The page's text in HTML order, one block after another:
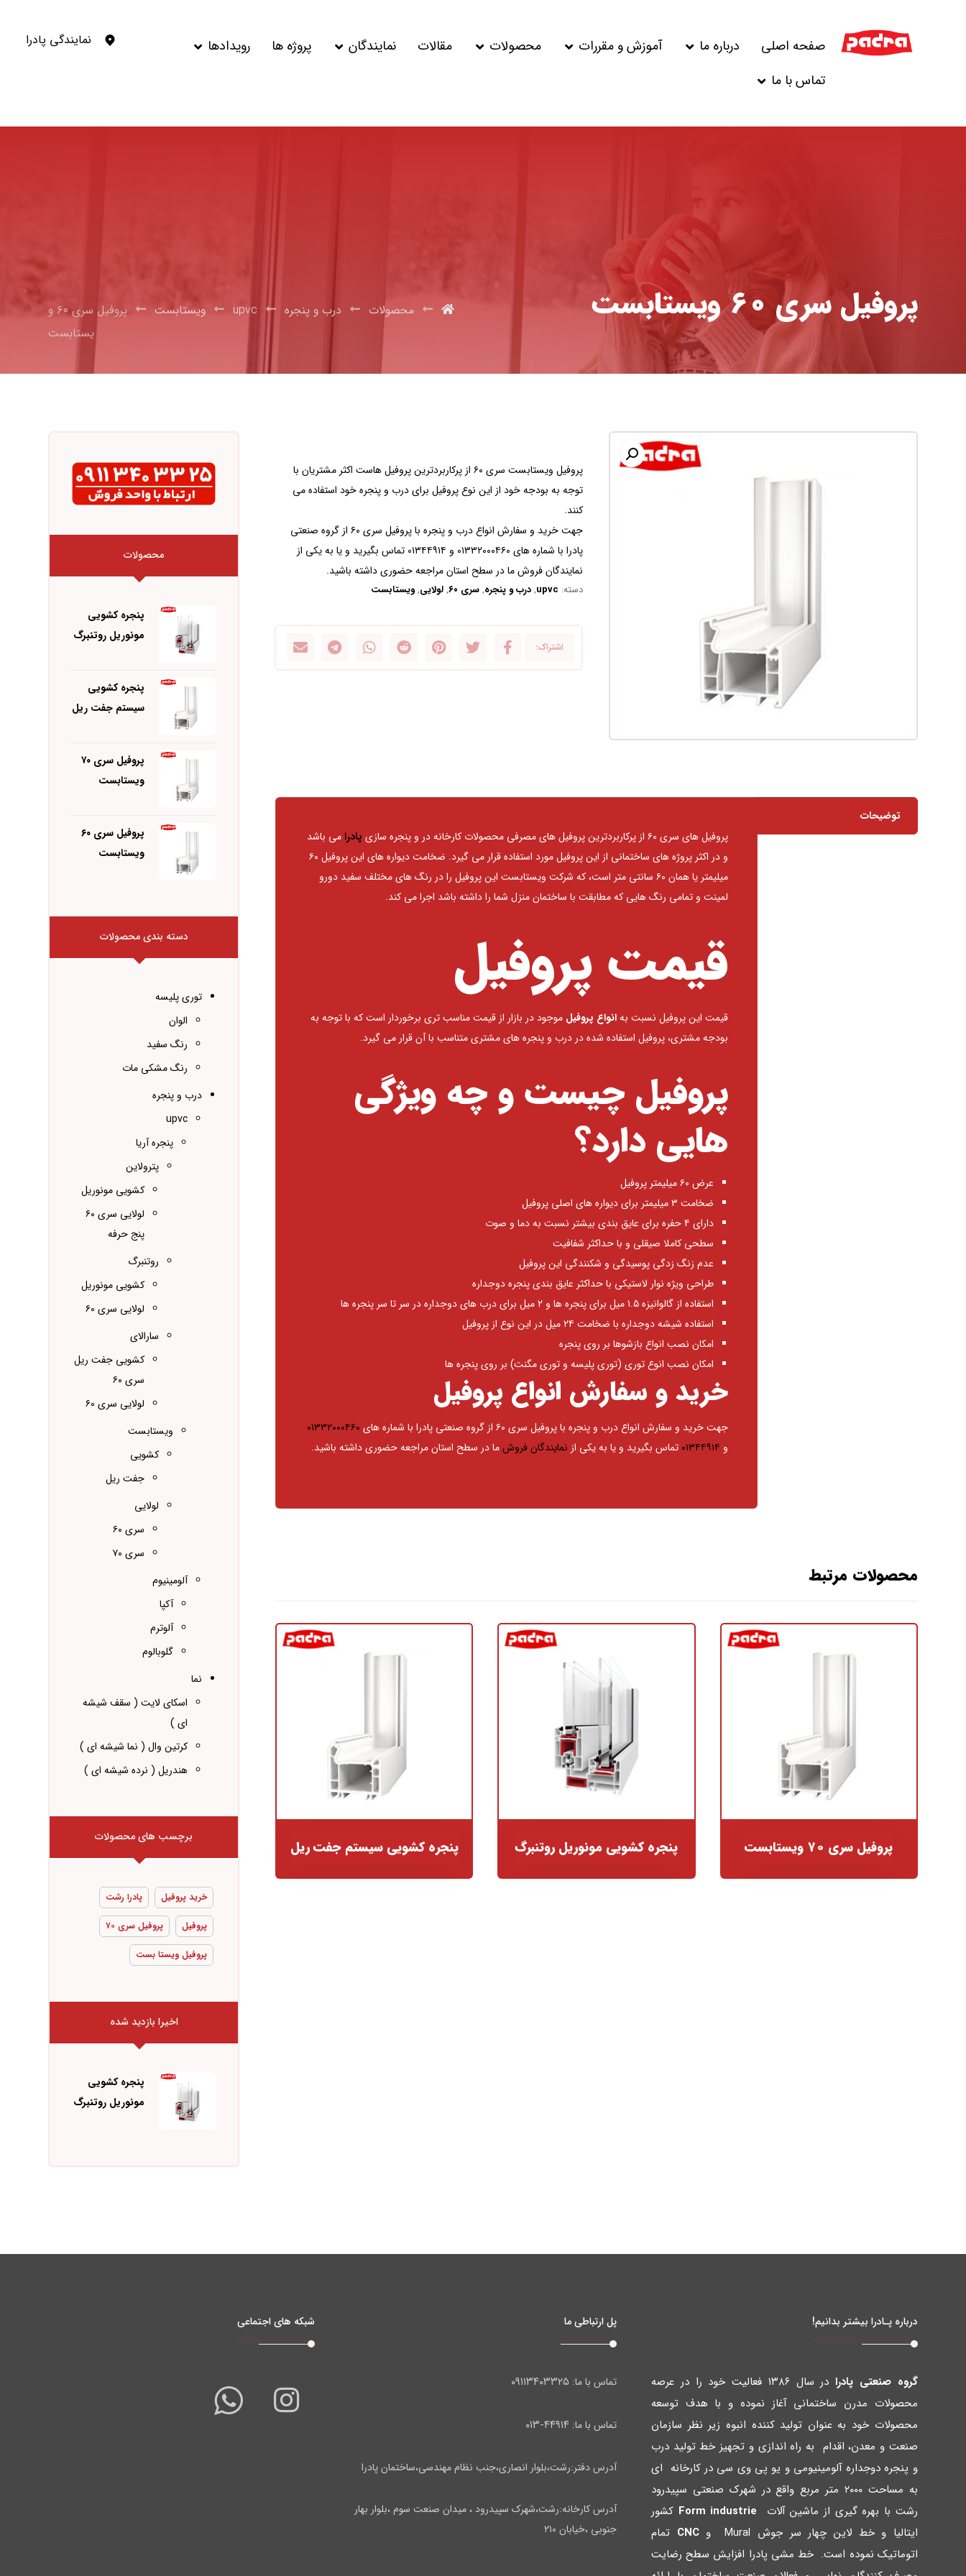
صفحه اصلی درباره ما آموزش و مقررات محصولات مقالات نمایندگان پروژه ها
رویدادها
تماس با ما
نمایندگی پادرا
پروفیل سری ۶۰ ویستابست محصولات درب و پنجره upvc ویستابست
پروفیل سری ۶۰ و
یستابست
پروفیل ویستابست سری ۶۰ از پرکاربردترین پروفیل هاست اکثر مشتریان با
توجه به بودجه خود از این نوع پروفیل برای درب و پنجره خود استفاده می
کنند.
جهت خرید و سفارش انواع درب و پنجره با پروفیل سری ۶۰ از گروه صنعتی
پادرا با شماره های ۰۱۳۳۲۰۰۰۴۶۰ و ۰۱۳۴۴۹۱۴ تماس بگیرید و یا به یکی از
نمایندگان فروشما در سطح استان مراجعه حضوری داشته باشید.
دسته: upvc
,درب و پنجره,سری ۶۰ ,لولایی,ویستابست
توضیحات
پروفیل های سری ۶۰ از پرکاربردترین پروفیل های مصرفی محصولات کارخانه در و پنجره سازی
پادرامی باشد
و در اکثر پروژه های ساختمانی از این پروفیل مورد استفاده قرار می گیرد. ضخامت دیواره های این پروفیل ۶۰
میلیمتر یا همان ۶۰ سانتی متر است، که شرکت ویستابست این پروفیل را در رنگ های مختلف سفید دورو
لمینت و تمامی رنگ هایی که مطابقت با ساختمان منزل شما را داشته باشد اجرا می کند.
قیمت پروفیل
قیمت این پروفیل نسبت بهانواع پروفیل موجود در بازار از قیمت مناسب تری برخوردار است که با توجه به
بودجه مشتری، پروفیل استفاده شده در درب و پنجره های مشتری متناسب با آن قرار می گیرد.
پروفیل چیست و چه ویژگی
هایی دارد؟
عرض ۶۰ میلیمتر پروفیل
ضخامت ۳ میلیمتر برای دیواره های اصلی پروفیل
دارای ۴ حفره برای عایق بندی بیشتر نسبت به دما و صوت
سطحی کاملا صیقلی و با حداکثر شفافیت
عدم زنگ زدگی پوسیدگی و شکنندگی این پروفیل
طراحی ویژه نوار لاستیکی با حداکثر عایق بندی پنجره دوجداره
استفاده از گالوانیزه ۱.۵ میل برای پنجره ها و ۲ میل برای درب های دوجداره در سر تا سر پنجره ها
استفاده شیشه دوجداره با ضخامت ۲۴ میل در این نوع از پروفیل
امکان نصب انواع بازشوها بر روی پنجره
امکان نصب انوع توری (توری پلیسه و توری مگنت) بر روی پنجره ها
خرید و سفارش انواع پروفیل
جهت خرید و سفارش انواع درب و پنجره با پروفیل سری ۶۰ از گروه صنعتی پادرا با شماره های
۰۱۳۳۲۰۰۰۴۶۰
و ۰۱۳۴۴۹۱۴ تماس بگیرید و یا به یکی از نمایندگان فروشما در سطح استان مراجعه حضوری داشته باشید.
محصولات مرتبط
پروفیل سری ۷۰ ویستابست پنجره کشویی مونوریل روتنبرگ پنجره کشویی سیستم جفت ریل
محصولات
پنجره کشویی
مونوریل روتنبرگ
پنجره کشویی
سیستم جفت ریل
پروفیل سری ۷۰
ویستابست
پروفیل سری ۶۰
ویستابست
دسته بندی محصولات
توری پلیسه
الوان
رنگ سفید
رنگ مشکی مات
درب و پنجره
upvc
پنجره آریا
پترولاین
کشویی مونوریل
لولایی سری ۶۰
پنج حرفه
روتنبرگ
کشویی مونوریل
لولایی سری ۶۰
سارالای
کشویی جفت ریل
سری ۶۰
لولایی سری ۶۰
ویستابست
کشویی
جفت ریل
لولایی
سری ۶۰
سری ۷۰
آلومینیوم
آکپا
آلوترم
گلوبالوم
نما
اسکای لایت ( سقف شیشه
ای )
کرتین وال ( نما شیشه ای )
هندریل ( نرده شیشه ای )
برچسب های محصولات
خرید پروفیل پادرا رشت
پروفیل پروفیل سری ۷۰
پروفیل ویستا بست
اخیرا بازدید شده
پنجره کشویی
مونوریل روتنبرگ
درباره پـادرا بیشتر بدانیم!
گروه صنعتی پادرا
در سال ۱۳۸۶ فعالیت خود را در عرصه
محصولات مدرن ساختمانی آغاز نموده و با هدف توسعه
محصولات خود به عنوان تولید کننده انبوه زیر نظر سازمان
صنعت و معدن، اقدام به راه اندازي و تجهیز خط تولید درب
و پنجره دوجداره آلومینیومی و یو پی وي سی در کارخانه اي
به مساحت ۲۰۰۰ متر مربع واقع در شهرك صنعتی سپیدرود
رشت با بهره گیري از ماشین آلات Form industrie کشور
ایتالیا و خط لاین چهار سر جوش Mural و
CNC تمام
اتوماتیک نموده است. خط مشی پادرا افزایش سطح رضایت
پل ارتباطی ما
تماس با ما:۰۹۱۱۳۴۰۳۳۲۵
تماس با ما: ۴۴۹۱۴-۰۱۳
آدرس دفتر:رشت،بلوار انصاری،جنب نظام مهندسی،ساختمان پادرا
آدرس کارخانه:رشت،شهرک سپیدرود ، میدان صنعت سوم ،بلوار بهار
جنوبی ،خیابان ۲۱۰
شبکه های اجتماعی